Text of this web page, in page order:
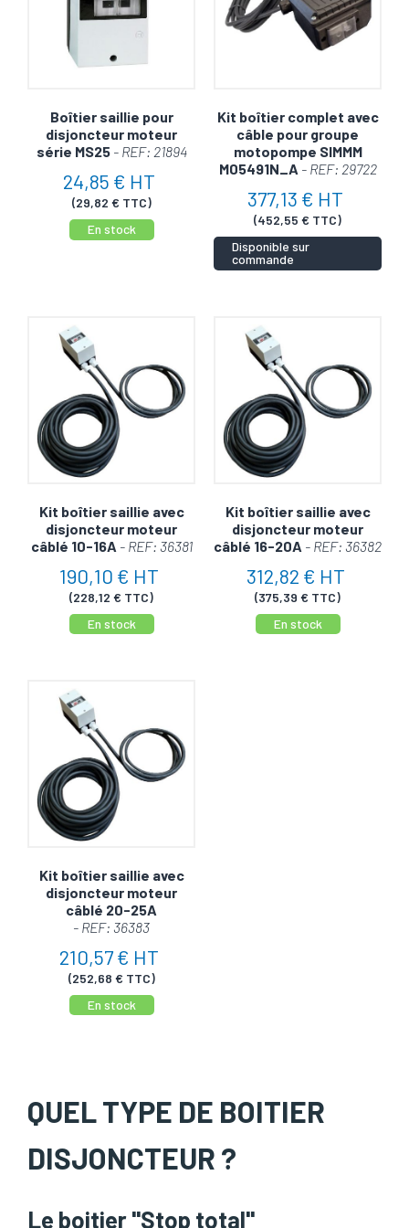
nos produits que dans nos services. Chez REGELAV, votre
boîtier sera expédié en un éclair pour vous permettre de
bénéficier rapidement de ses avantages.
Boîtier saillie pour
disjoncteur moteur
série MS25 - REF: 21894
24,85 € HT
(29,82 € TTC)
En stock
Kit boîtier complet avec
câble pour groupe
motopompe SIMMM
M05491N_A - REF: 29722
377,13 € HT
(452,55 € TTC)
Disponible sur
commande
Kit boîtier saillie avec
disjoncteur moteur
câblé 10-16A - REF: 36381
190,10 € HT
(228,12 € TTC)
En stock
Kit boîtier saillie avec
disjoncteur moteur
câblé 16-20A - REF: 36382
312,82 € HT
(375,39 € TTC)
En stock
Kit boîtier saillie avec
disjoncteur moteur
câblé 20-25A
- REF: 36383
210,57 € HT
(252,68 € TTC)
En stock
QUEL TYPE DE BOITIER
DISJONCTEUR ?
Le boitier "Stop total"